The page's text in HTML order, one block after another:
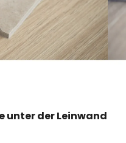
unter der Leinwand